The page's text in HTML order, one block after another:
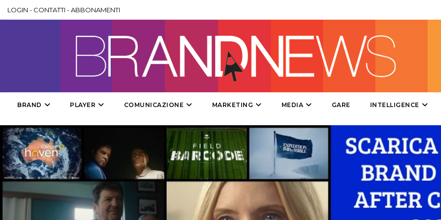
DIGITALE
EDITORIA
RADIO / AUDIO
TV
DATI
LOGIN - CONTATTI -ABBONAMENTI
BRAND PLAYER COMUNICAZIONE MARKETING MEDIA GARE INTELLIGENCE